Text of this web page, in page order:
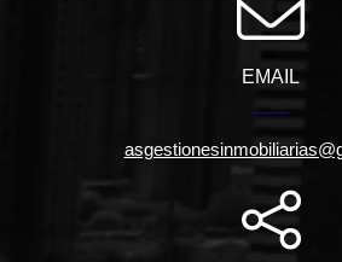
EMAIL